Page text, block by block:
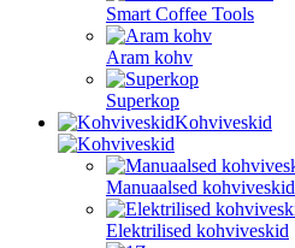
Smart Coffee Tools
Aram kohv
Superkop
Kohviveskid
Manuaalsed kohviveskid
Elektrilised kohviveskid